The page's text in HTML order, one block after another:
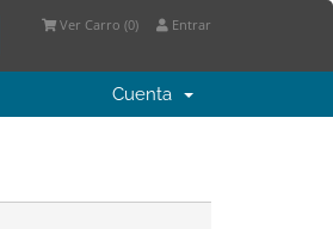
Entrar
Ver Carro (0)
Cuenta